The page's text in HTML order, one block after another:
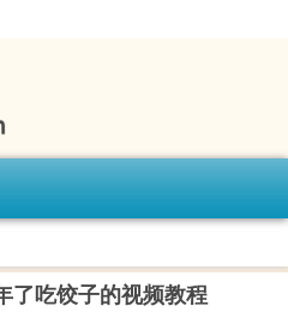
了吃饺子的视频教程